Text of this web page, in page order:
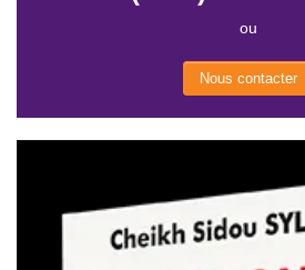
ou
Nous contacter